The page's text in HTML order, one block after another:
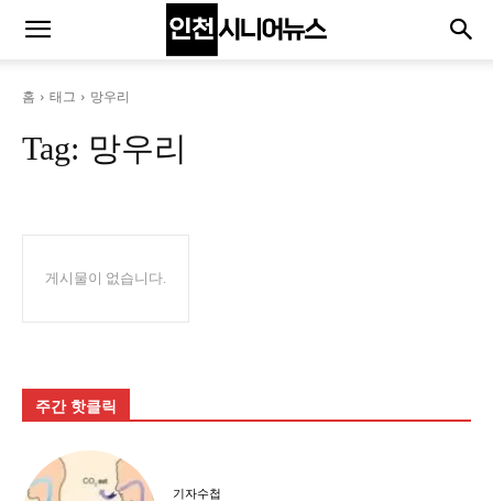
홈 태그 망우리
Tag: 망우리
게시물이 없습니다.
주간 핫클릭
기자수첩